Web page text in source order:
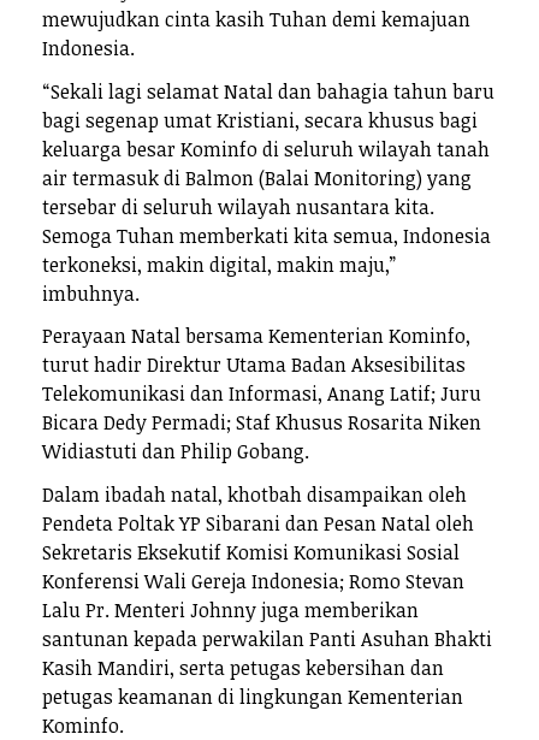
mewujudkan cinta kasih Tuhan demi kemajuan
Indonesia.
“Sekali lagi selamat Natal dan bahagia tahun baru
bagi segenap umat Kristiani, secara khusus bagi
keluarga besar Kominfo di seluruh wilayah tanah
air termasuk di Balmon (Balai Monitoring) yang
tersebar di seluruh wilayah nusantara kita.
Semoga Tuhan memberkati kita semua, Indonesia
terkoneksi, makin digital, makin maju,”
imbuhnya.
Perayaan Natal bersama Kementerian Kominfo,
turut hadir Direktur Utama Badan Aksesibilitas
Telekomunikasi dan Informasi, Anang Latif; Juru
Bicara Dedy Permadi; Staf Khusus Rosarita Niken
Widiastuti dan Philip Gobang.
Dalam ibadah natal, khotbah disampaikan oleh
Pendeta Poltak YP Sibarani dan Pesan Natal oleh
Sekretaris Eksekutif Komisi Komunikasi Sosial
Konferensi Wali Gereja Indonesia; Romo Stevan
Lalu Pr. Menteri Johnny juga memberikan
santunan kepada perwakilan Panti Asuhan Bhakti
Kasih Mandiri, serta petugas kebersihan dan
petugas keamanan di lingkungan Kementerian
Kominfo.